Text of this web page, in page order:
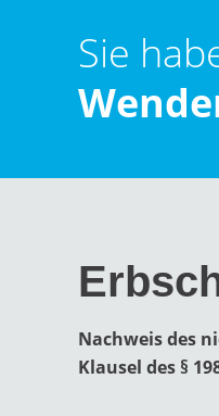
Sie
Nachweis des
Klausel des §